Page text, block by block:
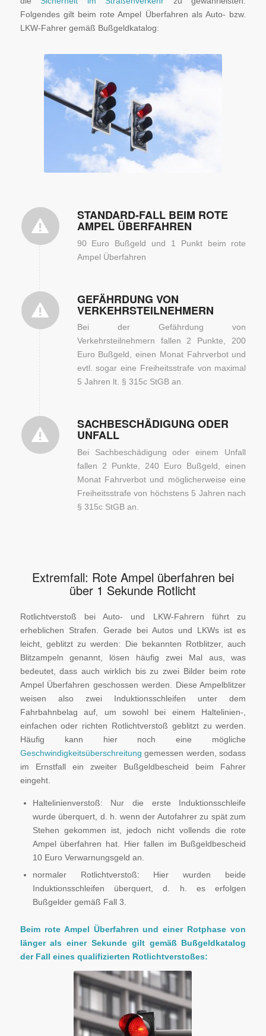
Folgendes gilt beim rote Ampel Überfahren als Auto- bzw.
LKW-Fahrer gemäß Bußgeldkatalog:
Beim rote Ampel überfahren
erwartet LKW- und Autofahrer
Bußgeldstrafe (c) iStock.com /
CoffmanCMU
STANDARD-FALL BEIM ROTE
AMPEL ÜBERFAHREN
90 Euro Bußgeld und 1 Punkt beim rote
Ampel Überfahren
GEFÄHRDUNG VON
VERKEHRSTEILNEHMERN
Bei der Gefährdung von
Verkehrsteilnehmern fallen 2 Punkte, 200
Euro Bußgeld, einen Monat Fahrverbot und
evtl. sogar eine Freiheitsstrafe von maximal
5 Jahren lt. § 315c StGB an.
SACHBESCHÄDIGUNG ODER
UNFALL
Bei Sachbeschädigung oder einem Unfall
fallen 2 Punkte, 240 Euro Bußgeld, einen
Monat Fahrverbot und möglicherweise eine
Freiheitsstrafe von höchstens 5 Jahren nach
§ 315c StGB an.
Extremfall: Rote Ampel überfahren bei
über 1 Sekunde Rotlicht
Rotlichtverstoß bei Auto- und LKW-Fahrern führt zu
erheblichen Strafen. Gerade bei Autos und LKWs ist es
leicht, geblitzt zu werden: Die bekannten Rotblitzer, auch
Blitzampeln genannt, lösen häufig zwei Mal aus, was
bedeutet, dass auch wirklich bis zu zwei Bilder beim rote
Ampel Überfahren geschossen werden. Diese Ampelblitzer
weisen also zwei Induktionsschleifen unter dem
Fahrbahnbelag auf, um sowohl bei einem Haltelinien-,
einfachen oder richten Rotlichtverstoß geblitzt zu werden.
Häufig kann hier noch eine mögliche
Geschwindigkeitsüberschreitung gemessen werden, sodass
im Ernstfall ein zweiter Bußgeldbescheid beim Fahrer
eingeht.
Haltelinienverstoß: Nur die erste Induktionsschleife
wurde überquert, d. h. wenn der Autofahrer zu spät zum
Stehen gekommen ist, jedoch nicht vollends die rote
Ampel überfahren hat. Hier fallen im Bußgeldbescheid
10 Euro Verwarnungsgeld an.
normaler Rotlichtverstoß: Hier wurden beide
Induktionsschleifen überquert, d. h. es erfolgen
Bußgelder gemäß Fall 3.
Beim rote Ampel Überfahren und einer Rotphase von
länger als einer Sekunde gilt gemäß Bußgeldkatalog
der Fall eines qualifizierten Rotlichtverstoßes:
Wenn eine rote
Ampel überfahren
wird und diese